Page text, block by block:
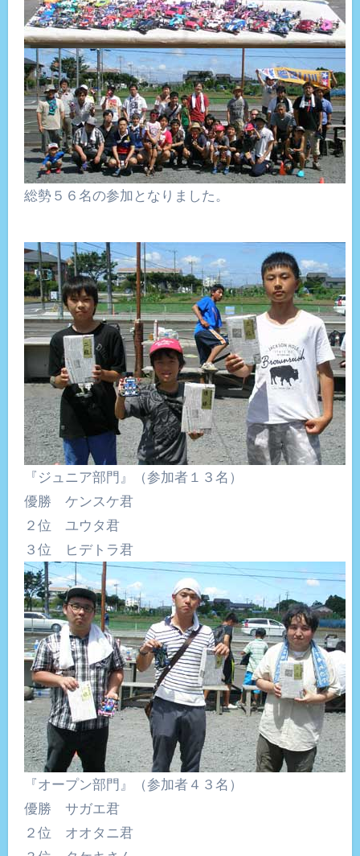
総勢５６名の参加となりました。
『ジュニア部門』（参加者１３名）
優勝 ケンスケ君
２位 ユウタ君
３位 ヒデトラ君
『オープン部門』（参加者４３名）
優勝 サガエ君
２位 オオタニ君